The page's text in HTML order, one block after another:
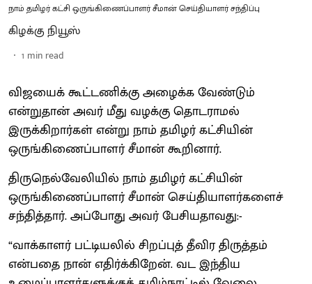
நாம் தமிழர் கட்சி ஒருங்கிணைப்பாளர் சீமான் செய்தியாளர் சந்திப்பு
கிழக்கு நியூஸ்
1 min read
விஜயைக் கூட்டணிக்கு அழைக்க வேண்டும்
என்றுதான் அவர் மீது வழக்கு தொடராமல்
இருக்கிறார்கள் என்று நாம் தமிழர் கட்சியின்
ஒருங்கிணைப்பாளர் சீமான் கூறினார்.
திருநெல்வேலியில் நாம் தமிழர் கட்சியின்
ஒருங்கிணைப்பாளர் சீமான் செய்தியாளர்களைச்
சந்தித்தார். அப்போது அவர் பேசியதாவது:-
“வாக்காளர் பட்டியலில் சிறப்புத் தீவிர திருத்தம்
என்பதை நான் எதிர்க்கிறேன். வட இந்திய